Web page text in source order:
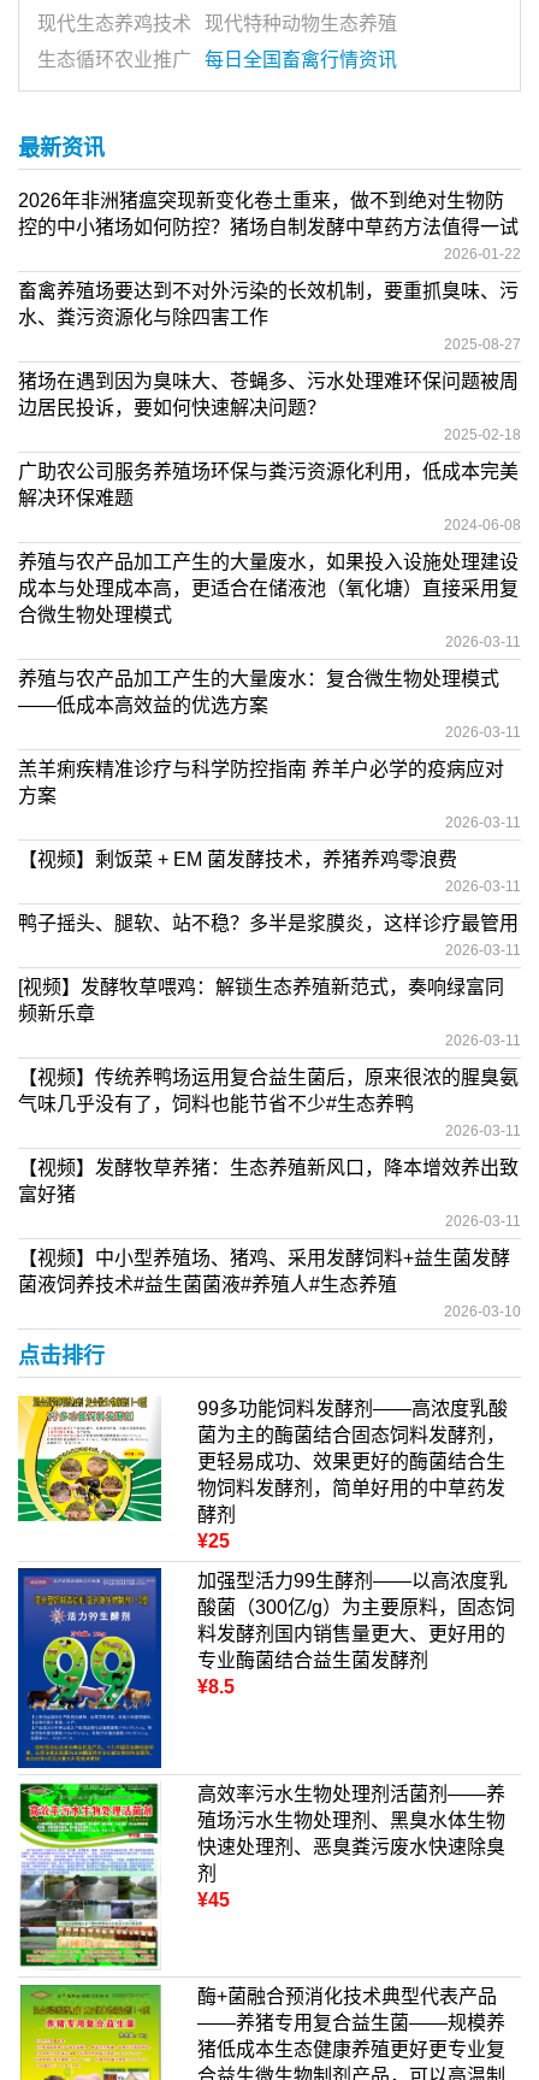
现代生态养鸡技术
现代特种动物生态养殖
生态循环农业推广
每日全国畜禽行情资讯
最新资讯
2026年非洲猪瘟突现新变化卷土重来，做不到绝对生物防
控的中小猪场如何防控？猪场自制发酵中草药方法值得一试
2026-01-22
畜禽养殖场要达到不对外污染的长效机制，要重抓臭味、污
水、粪污资源化与除四害工作
2025-08-27
猪场在遇到因为臭味大、苍蝇多、污水处理难环保问题被周
边居民投诉，要如何快速解决问题？
2025-02-18
广助农公司服务养殖场环保与粪污资源化利用，低成本完美
解决环保难题
2024-06-08
养殖与农产品加工产生的大量废水，如果投入设施处理建设
成本与处理成本高，更适合在储液池（氧化塘）直接采用复
合微生物处理模式
2026-03-11
养殖与农产品加工产生的大量废水：复合微生物处理模式
——低成本高效益的优选方案
2026-03-11
羔羊痢疾精准诊疗与科学防控指南 养羊户必学的疫病应对
方案
2026-03-11
【视频】剩饭菜 + EM 菌发酵技术，养猪养鸡零浪费
2026-03-11
鸭子摇头、腿软、站不稳？多半是浆膜炎，这样诊疗最管用
2026-03-11
[视频】发酵牧草喂鸡：解锁生态养殖新范式，奏响绿富同
频新乐章
2026-03-11
【视频】传统养鸭场运用复合益生菌后，原来很浓的腥臭氨
气味几乎没有了，饲料也能节省不少#生态养鸭
2026-03-11
【视频】发酵牧草养猪：生态养殖新风口，降本增效养出致
富好猪
2026-03-11
【视频】中小型养殖场、猪鸡、采用发酵饲料+益生菌发酵
菌液饲养技术#益生菌菌液#养殖人#生态养殖
2026-03-10
点击排行
99多功能饲料发酵剂——高浓度乳酸
菌为主的酶菌结合固态饲料发酵剂，
更轻易成功、效果更好的酶菌结合生
物饲料发酵剂，简单好用的中草药发
酵剂
¥25
加强型活力99生酵剂——以高浓度乳
酸菌（300亿/g）为主要原料，固态饲
料发酵剂国内销售量更大、更好用的
专业酶菌结合益生菌发酵剂
¥8.5
高效率污水生物处理剂活菌剂——养
殖场污水生物处理剂、黑臭水体生物
快速处理剂、恶臭粪污废水快速除臭
剂
¥45
酶+菌融合预消化技术典型代表产品
——养猪专用复合益生菌——规模养
猪低成本生态健康养殖更好更专业复
合益生微生物制剂产品，可以高温制